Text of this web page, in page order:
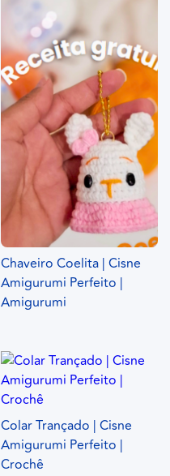
Chaveiro Coelita | Cisne
Amigurumi Perfeito |
Amigurumi
Colar Trançado | Cisne
Amigurumi Perfeito |
Crochê